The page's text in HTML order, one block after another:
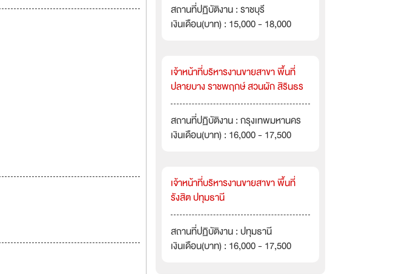
สถานที่ปฏิบัติงาน : ราชบุรี
เงินเดือน(บาท) : 15,000 - 18,000
เจ้าหน้าที่บริหารงานขายสาขา พื้นที่
ปลายบาง ราชพฤกษ์ สวนผัก สิรินธร
สถานที่ปฏิบัติงาน : กรุงเทพมหานคร
เงินเดือน(บาท) : 16,000 - 17,500
เจ้าหน้าที่บริหารงานขายสาขา พื้นที่
รังสิต ปทุมธานี
สถานที่ปฏิบัติงาน : ปทุมธานี
เงินเดือน(บาท) : 16,000 - 17,500